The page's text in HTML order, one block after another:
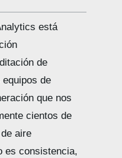
está
de
de
que nos
cientos de
aire
es consistencia,